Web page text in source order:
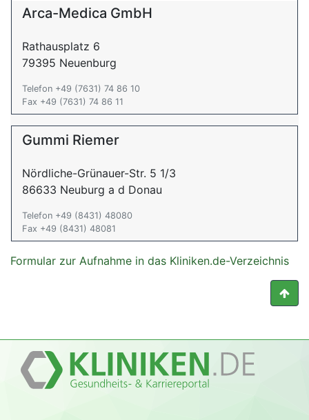
Arca-Medica GmbH
Rathausplatz 6
79395 Neuenburg
Telefon +49 (7631) 74 86 10
Fax +49 (7631) 74 86 11
Gummi Riemer
Nördliche-Grünauer-Str. 5 1/3
86633 Neuburg a d Donau
Telefon +49 (8431) 48080
Fax +49 (8431) 48081
Formular zur Aufnahme in das Kliniken.de-Verzeichnis